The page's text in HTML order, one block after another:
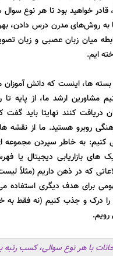
خواهید بود تا هر نوع
به روش‌های مدرن درس دادن،
میان زبان عصبی و زبان
ایم.
بسته ها، اینست که دانش آموزان
مشاورین ارشد ما، از پایه تا
کنند نهایتا باید گفت
روبرو هستید. ما از نقشه
به خاطر سپردن مجموعه
های بازاریابی دیجیتال یا
که در ذهن داریم (مثلاً
برای هدف دیگری
درک و جذب کنیم (نه فقط به
20 در امتحانات با هر نوع سوالی، کسب